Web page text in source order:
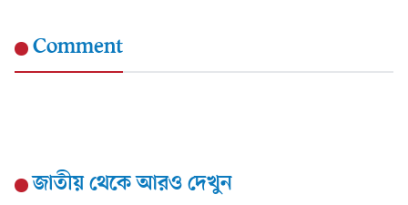
Comment
জাতীয়থেকে আরও দেখুন